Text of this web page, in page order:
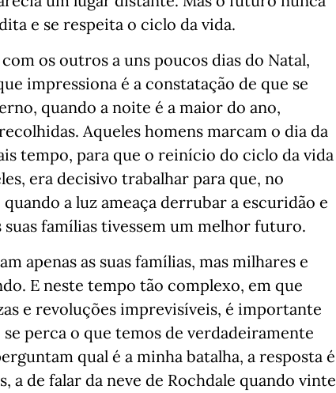
e se respeita o ciclo da vida.
os outros a uns poucos dias do Natal,
impressiona é a constatação de que se
quando a noite é a maior do ano,
Aqueles homens marcam o dia da
tempo, para que o reinício do ciclo da vida
era decisivo trabalhar para que, no
a luz ameaça derrubar a escuridão e
suas famílias tivessem um melhor futuro.
apenas as suas famílias, mas milhares e
E neste tempo tão complexo, em que
e revoluções imprevisíveis, é importante
perca o que temos de verdadeiramente
qual é a minha batalha, a resposta é
a de falar da neve de Rochdale quando vinte